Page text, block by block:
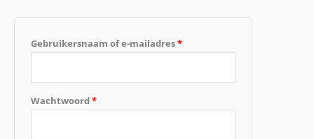
Gebruikersnaam of e-mailadres*
Wachtwoord*